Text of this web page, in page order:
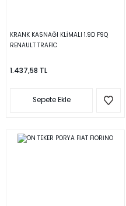
KRANK KASNAĞI KLİMALI 1.9D F9Q
RENAULT TRAFİC
1.437,58 TL
Sepete Ekle